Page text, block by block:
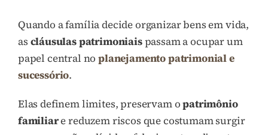
Quando a família decide organizar bens em vida,
as cláusulas patrimoniaispassam a ocupar um
papel central noplanejamento patrimonial e
sucessório.
Elas definem limites, preservam opatrimônio
familiare reduzem riscos que costumam surgir